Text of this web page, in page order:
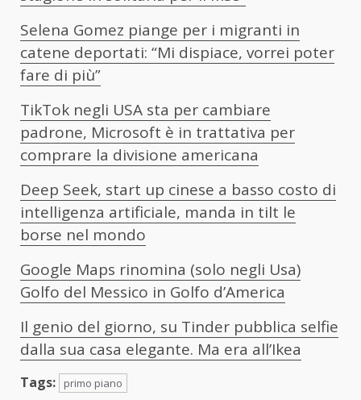
Selena Gomez piange per i migranti in
catene deportati: “Mi dispiace, vorrei poter
fare di più”
TikTok negli USA sta per cambiare
padrone, Microsoft è in trattativa per
comprare la divisione americana
Deep Seek, start up cinese a basso costo di
intelligenza artificiale, manda in tilt le
borse nel mondo
Google Maps rinomina (solo negli Usa)
Golfo del Messico in Golfo d’America
Il genio del giorno, su Tinder pubblica selfie
dalla sua casa elegante. Ma era all’Ikea
Tags: primo piano